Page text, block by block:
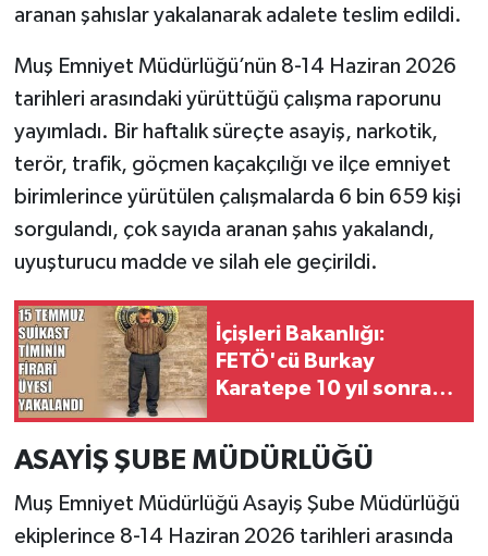
aranan şahıslar yakalanarak adalete teslim edildi.
Muş Emniyet Müdürlüğü’nün 8-14 Haziran 2026
tarihleri arasındaki yürüttüğü çalışma raporunu
yayımladı. Bir haftalık süreçte asayiş, narkotik,
terör, trafik, göçmen kaçakçılığı ve ilçe emniyet
birimlerince yürütülen çalışmalarda 6 bin 659 kişi
sorgulandı, çok sayıda aranan şahıs yakalandı,
uyuşturucu madde ve silah ele geçirildi.
İçişleri Bakanlığı:
FETÖ'cü Burkay
Karatepe 10 yıl sonra
ASAYİŞ ŞUBE MÜDÜRLÜĞÜ
Muş Emniyet Müdürlüğü Asayiş Şube Müdürlüğü
ekiplerince 8-14 Haziran 2026 tarihleri arasında